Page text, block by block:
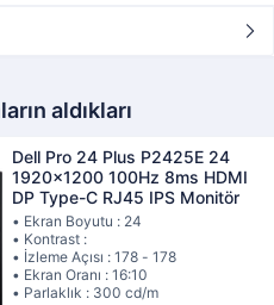
aldıkları
Dell Pro 24 Plus P2425E 24
1920x1200 100Hz 8ms HDMI
DP Type-C RJ45 IPS Monitör
• Ekran Boyutu : 24
• Kontrast :
• İzleme Açısı : 178 - 178
• Ekran Oranı : 16:10
• Parlaklık : 300 cd/m